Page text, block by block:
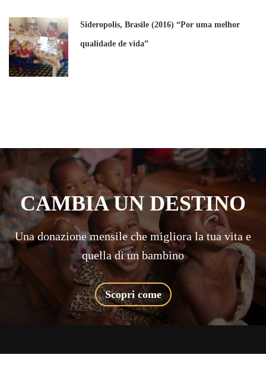
Sideropolis, Brasile (2016) “Por uma melhor
qualidade de vida”
CAMBIA UN DESTINO
Una donazione mensile che migliora la tua vita e
quella di un bambino
Scopri come